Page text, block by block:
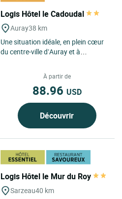
Logis Hôtel le Cadoudal
Auray38 km
Une situation idéale, en plein cœur
du centre-ville d’Auray et à
Goustan, pour cet hôtel...
À partir de
88.96 USD
Découvrir
Logis Hôtel le Mur du Roy
Sarzeau40 km